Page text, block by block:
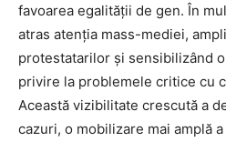
favoarea egalității de gen. În
atras atenția mass-mediei,
protestatarilor și sensibilizând
privire la problemele critice cu
Această vizibilitate crescută a
cazuri, o mobilizare mai amplă